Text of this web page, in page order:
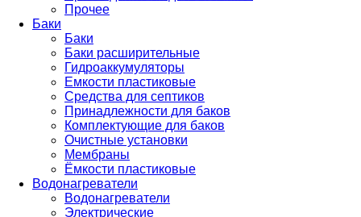
Прочее
Баки
Баки
Баки расширительные
Гидроаккумуляторы
Емкости пластиковые
Средства для септиков
Принадлежности для баков
Комплектующие для баков
Очистные установки
Мембраны
Ёмкости пластиковые
Водонагреватели
Водонагреватели
Электрические